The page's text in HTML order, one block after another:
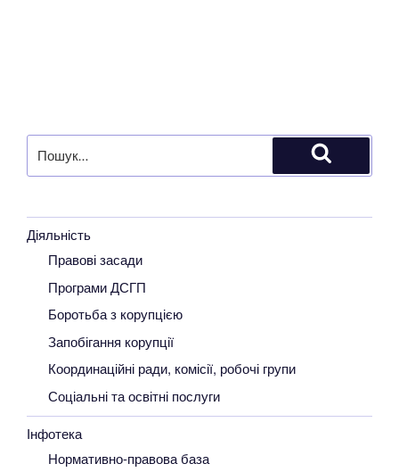
за
Шукати
Діяльність
Правові засади
Програми ДСГП
Боротьба з корупцією
Запобігання корупції
Координаційні ради, комісії, робочі групи
Соціальні та освітні послуги
Інфотека
Нормативно-правова база